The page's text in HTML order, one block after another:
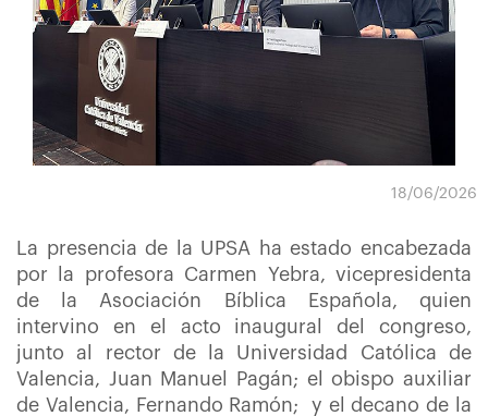
18/06/2026
La presencia de la UPSA ha estado encabezada
por la profesora Carmen Yebra, vicepresidenta
de la Asociación Bíblica Española, quien
intervino en el acto inaugural del congreso,
junto al rector de la Universidad Católica de
Valencia, Juan Manuel Pagán; el obispo auxiliar
de Valencia, Fernando Ramón;
y el decano de la